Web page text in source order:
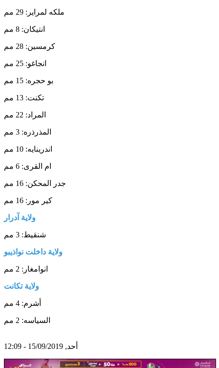
ملكه لمراير: 29 مم
انتيكان: 8 مم
كرمسين: 28 مم
انجاغو: 25 مم
بو حجره: 15 مم
تكنت: 13 مم
المراد: 22 مم
المذرذره: 3 مم
اندرينايه: 10 مم
ام القرى: 6 مم
جدر المحكن: 16 مم
كير مور: 16 مم
ولاية آدرار
شنقيط: 3 مم
ولاية داخلت نواذيبو
انوامغار: 2 مم
ولاية تكانت
أشرم: 4 مم
السياسه: 2 مم
أحد, 15/09/2019 - 12:09